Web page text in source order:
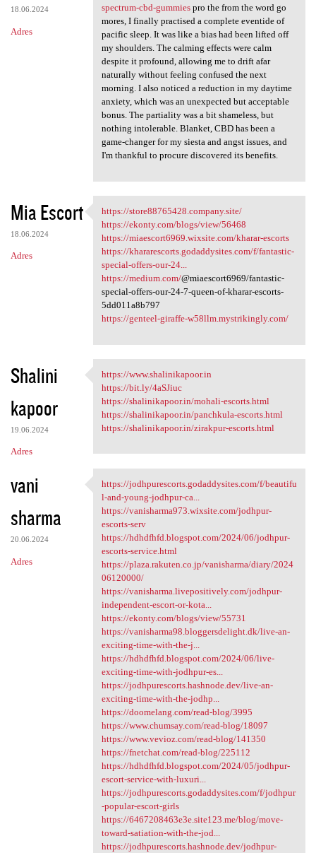
18.06.2024
Adres
spectrum-cbd-gummiespro the from the word go
mores, I finally practised a complete eventide of
pacific sleep. It was like a bias had been lifted off
my shoulders. The calming effects were calm
despite it profound, allowing me to drift afar
naturally without feeling confused the next
morning. I also noticed a reduction in my daytime
anxiety, which was an unexpected but acceptable
bonus. The partiality was a bit shameless, but
nothing intolerable. Blanket, CBD has been a
game-changer for my siesta and angst issues, and
I'm thankful to procure discovered its benefits.
Mia Escort
18.06.2024
Adres
https://store88765428.company
https://store88765428.company.site/
https://ekonty.com/blogs/view/56468
https://miaescort6969.wixsite.com/kharar-escorts
https://khararescorts.godaddysites.com/f/fantastic-
special-offers-our-24...
https://medium.com/@miaescort6969/fantastic-
special-offers-our-24-7-queen-of-kharar-escorts-
5dd011a8b797
https://genteel-giraffe-w58llm.mystrikingly.com/
Shalini
kapoor
19.06.2024
Adres
https://www.shalinikapoor.in
https://www.shalinikapoor.in
https://bit.ly/4aSJiuc
https://shalinikapoor.in/mohali-escorts.html
https://shalinikapoor.in/panchkula-escorts.html
https://shalinikapoor.in/zirakpur-escorts.html
vani
sharma
20.06.2024
Adres
https://jodhpurescorts
https://jodhpurescorts.godaddysites.com/f/beautifu
l-and-young-jodhpur-ca...
https://vanisharma973.wixsite.com/jodhpur-
escorts-serv
https://hdhdfhfd.blogspot.com/2024/06/jodhpur-
escorts-service.html
https://plaza.rakuten.co.jp/vanisharma/diary/2024
06120000/
https://vanisharma.livepositively.com/jodhpur-
independent-escort-or-kota...
https://ekonty.com/blogs/view/55731
https://vanisharma98.bloggersdelight.dk/live-an-
exciting-time-with-the-j...
https://hdhdfhfd.blogspot.com/2024/06/live-
exciting-time-with-jodhpur-es...
https://jodhpurescorts.hashnode.dev/live-an-
exciting-time-with-the-jodhp...
https://doomelang.com/read-blog/3995
https://www.chumsay.com/read-blog/18097
https://www.vevioz.com/read-blog/141350
https://fnetchat.com/read-blog/225112
https://hdhdfhfd.blogspot.com/2024/05/jodhpur-
escort-service-with-luxuri...
https://jodhpurescorts.godaddysites.com/f/jodhpur
-popular-escort-girls
https://6467208463e3e.site123.me/blog/move-
toward-satiation-with-the-jod...
https://jodhpurescorts.hashnode.dev/jodhpur-